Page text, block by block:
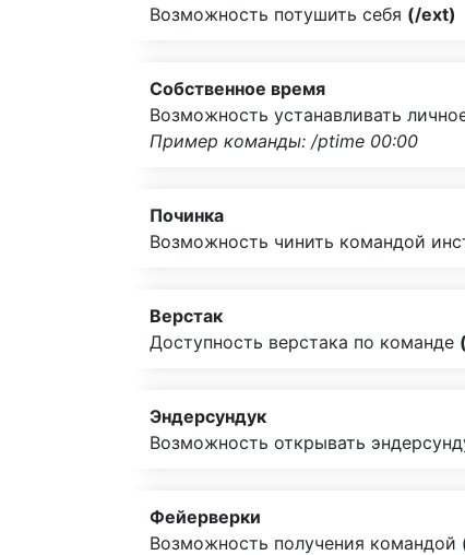
Возможность потушить себя (/ext)
Собственное время
Возможность устанавливать
Пример команды: /ptime 00:00
Починка
Возможность чинить командой
Верстак
Доступность верстака по команде
Эндерсундук
Возможность открывать
Фейерверки
Возможность получения командой